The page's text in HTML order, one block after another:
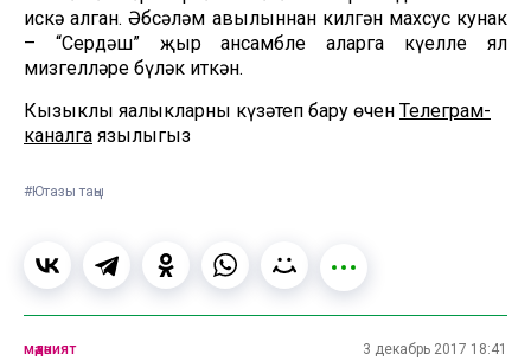
искә алган. Әбсәләм авылыннан килгән махсус кунак
– “Сердәш” җыр ансамбле аларга күңелле ял
мизгелләре бүләк иткән.
Кызыклы яңалыкларны күзәтеп бару өчен Телеграм-
каналга язылыгыз
#Ютазы таңы
мәдәният 3 декабрь 2017 18:41